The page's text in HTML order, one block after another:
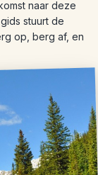
naar deze
stuurt de
op, berg af, en